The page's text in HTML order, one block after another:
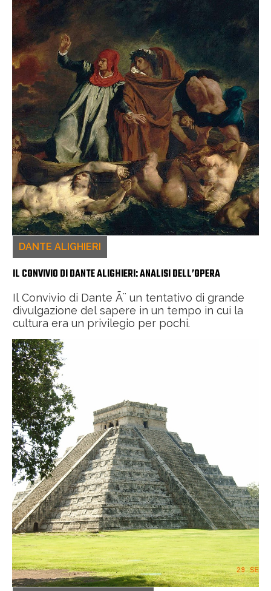
DANTE ALIGHIERI
IL CONVIVIO DI DANTE ALIGHIERI: ANALISI DELL’OPERA
Il Convivio di Dante Ã¨ un tentativo di grande
divulgazione del sapere in un tempo in cui la
cultura era un privilegio per pochi.